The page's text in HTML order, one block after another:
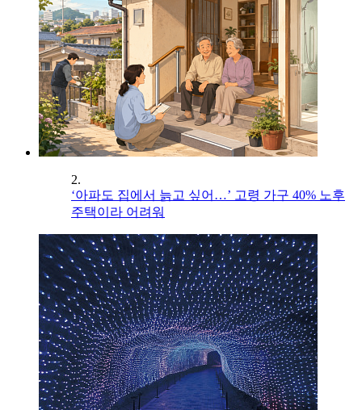
2.
‘아파도 집에서 늙고 싶어…’ 고령 가구 40% 노후
주택이라 어려워